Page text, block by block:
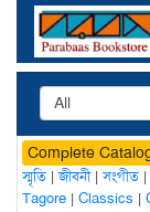
Complete
স্মৃতি |জীবনী|সংগীত |
Tagore | Classics |